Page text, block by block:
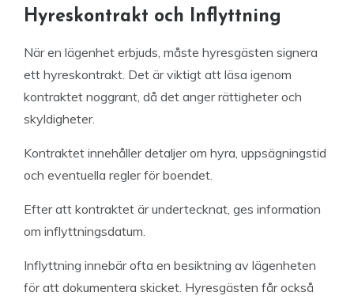
Hyreskontrakt och Inflyttning
När en lägenhet erbjuds, måste hyresgästen signera
ett hyreskontrakt. Det är viktigt att läsa igenom
kontraktet noggrant, då det anger rättigheter och
skyldigheter.
Kontraktet innehåller detaljer om hyra, uppsägningstid
och eventuella regler för boendet.
Efter att kontraktet är undertecknat, ges information
om inflyttningsdatum.
Inflyttning innebär ofta en besiktning av lägenheten
för att dokumentera skicket. Hyresgästen får också